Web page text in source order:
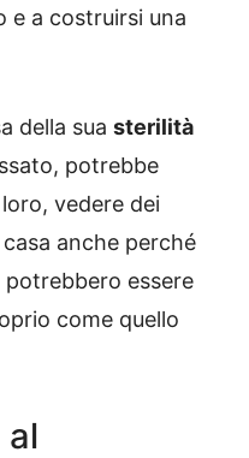
e a costruirsi una
della sua sterilità
potrebbe
vedere dei
anche perché
potrebbero essere
come quello
al